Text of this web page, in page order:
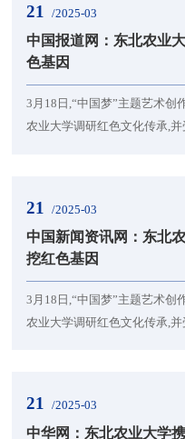
大豆科研“国家队”1948年，新
父”王金陵先生在东北农学院
21 /2025-03
中国报道网：东北农业
色基因
3月18日,“中国梦”主题艺术创
农业大学调研红色文化传承,
点赞东农红色基因“活教材”作
者,贺杰此行重点考察学校红色
21 /2025-03
中国新闻资讯网：东北
挖红色基因
3月18日,“中国梦”主题艺术创
农业大学调研红色文化传承,
者,贺杰此行重点考察学校红色
21 /2025-03
中华网：东北农业大学